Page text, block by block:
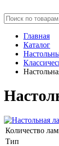
Главная
Каталог
Количество
Тип